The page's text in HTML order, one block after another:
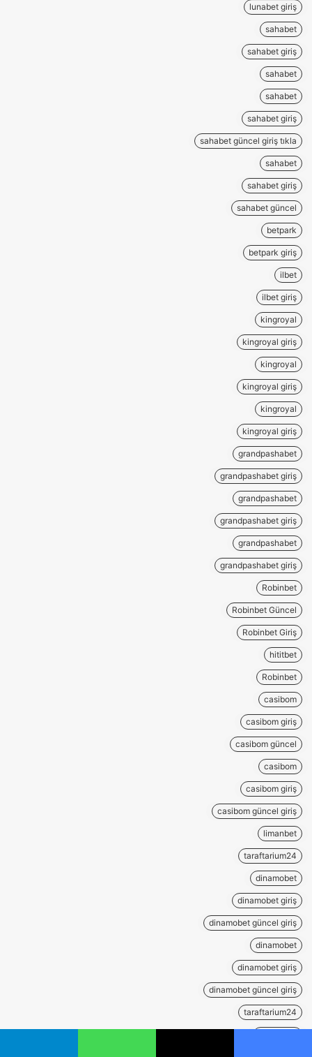
lunabet giriş
sahabet
sahabet giriş
sahabet
sahabet
sahabet giriş
sahabet güncel giriş tıkla
sahabet
sahabet giriş
sahabet güncel
betpark
betpark giriş
ilbet
ilbet giriş
kingroyal
kingroyal giriş
kingroyal
kingroyal giriş
kingroyal
kingroyal giriş
grandpashabet
grandpashabet giriş
grandpashabet
grandpashabet giriş
grandpashabet
grandpashabet giriş
Robinbet
Robinbet Güncel
Robinbet Giriş
hititbet
Robinbet
casibom
casibom giriş
casibom güncel
casibom
casibom giriş
casibom güncel giriş
limanbet
taraftarium24
dinamobet
dinamobet giriş
dinamobet güncel giriş
dinamobet
dinamobet giriş
dinamobet güncel giriş
taraftarium24